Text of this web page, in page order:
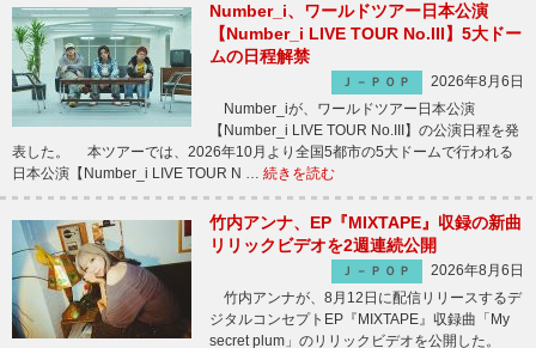
Number_i、ワールドツアー日本公演
【Number_i LIVE TOUR No.III】5大ドー
ムの日程解禁
Ｊ－ＰＯＰ
2026年8月6日
Number_iが、ワールドツアー日本公演
【Number_i LIVE TOUR No.III】の公演日程を発
表した。 本ツアーでは、2026年10月より全国5都市の5大ドームで行われる
日本公演【Number_i LIVE TOUR N … 続きを読む
竹内アンナ、EP『MIXTAPE』収録の新曲
リリックビデオを2週連続公開
Ｊ－ＰＯＰ
2026年8月6日
竹内アンナが、8月12日に配信リリースするデ
ジタルコンセプトEP『MIXTAPE』収録曲「My
secret plum」のリリックビデオを公開した。